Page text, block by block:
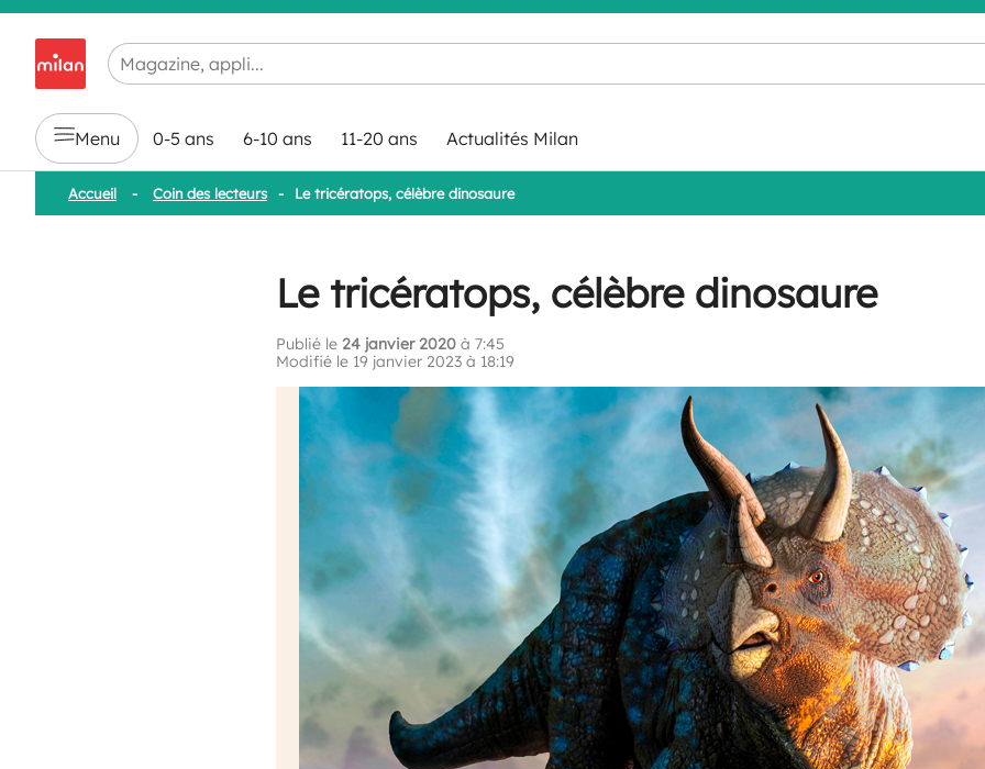
Chargement en cours...
Menu 0-5 ans 6-10 ans 11-20 ans Actualités Milan
Accueil - Coin des lecteurs - Le tricératops, célèbre dinosaure
Le tricératops, célèbre dinosaure
Publié le 24 janvier 2020 à 7:45
Modifié le 19 janvier 2023 à 18:19